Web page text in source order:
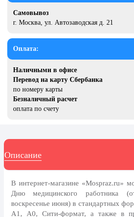
8 марта, Международный женский
день
27 марта, День театра
Апрель, Месячник по
благоустройству
День геолога (первое воскресенье
апреля)
Светлая Пасха
6 мая, День герба и флага города
Москвы
9 мая, День Победы
Самовывоз
г. Москва, ул. Автозаводская д. 21
Оплата:
Наличными в офисе
Перевод на карту Сбербанка
по номеру карты
Безналичный расчет
оплата по счету
Описание
В интернет-магазине «Mospraz.ru»
Дню медицинского работника
воскресенье июня) в стандартных
А1, А0, Сити-формат, а также в